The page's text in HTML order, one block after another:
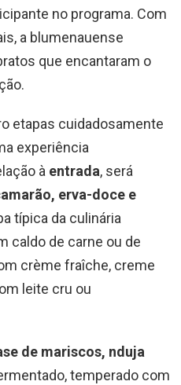
no programa. Com
a blumenauense
que encantaram o
etapas cuidadosamente
experiência
à entrada, será
erva-doce e
típica da culinária
caldo de carne ou de
crème fraîche, creme
leite cru ou
de mariscos, nduja
temperado com